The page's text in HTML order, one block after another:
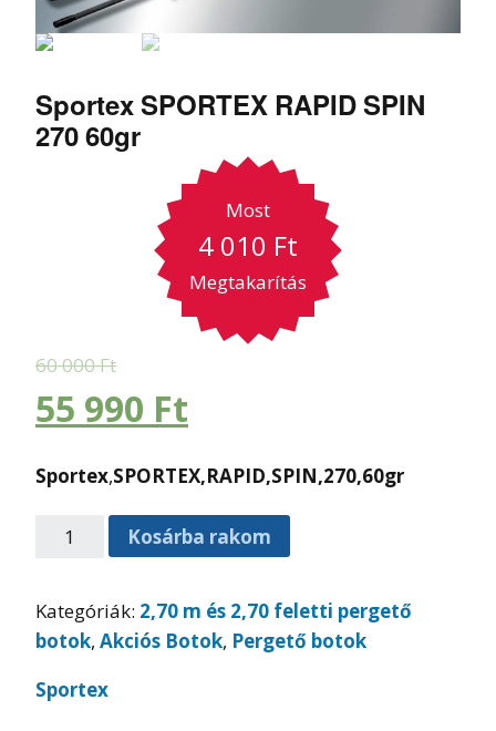
Sportex SPORTEX RAPID SPIN
270 60gr
Most
4 010 Ft
Megtakarítás
60 000Ft
55 990 Ft
Sportex,SPORTEX,RAPID,SPIN,270,60gr
Kosárba rakom
Kategóriák: 2,70 m és 2,70 feletti pergető
botok, Akciós Botok, Pergető botok
Sportex